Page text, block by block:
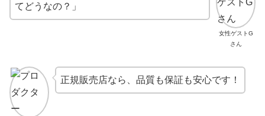
女性ゲストG
さん
てどうなの？」
正規販売店なら、品質も保証も安心です！